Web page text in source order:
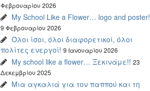
Φεβρουαρίου 2026
My School Like a Flower… logo and poster!
9 Φεβρουαρίου 2026
Όλοι ίσοι, όλοι διαφορετικοί, όλοι
πολίτες ενεργοί! 9 Ιανουαρίου 2026
My school like a flower… Ξεκινάμε!! 23
Δεκεμβρίου 2025
Μια αγκαλιά για τον παππού και τη